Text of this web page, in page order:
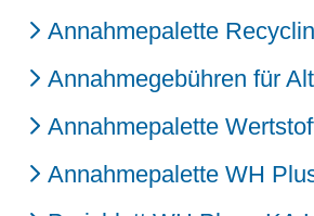
Annahmepalette
Annahmegebühren für
Annahmepalette
Annahmepalette WH